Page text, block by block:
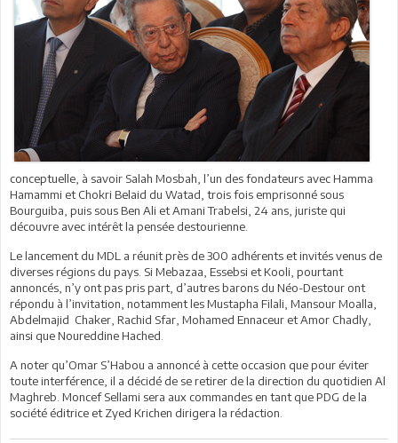
conceptuelle, à savoir Salah Mosbah, l’un des fondateurs avec Hamma
Hamammi et Chokri Belaid du Watad, trois fois emprisonné sous
Bourguiba, puis sous Ben Ali et Amani Trabelsi, 24 ans, juriste qui
découvre avec intérêt la pensée destourienne.
Le lancement du MDL a réunit près de 300 adhérents et invités venus de
diverses régions du pays. Si Mebazaa, Essebsi et Kooli, pourtant
annoncés, n’y ont pas pris part, d’autres barons du Néo-Destour ont
répondu à l’invitation, notamment les Mustapha Filali, Mansour Moalla,
Abdelmajid Chaker, Rachid Sfar, Mohamed Ennaceur et Amor Chadly,
ainsi que Noureddine Hached.
A noter qu’Omar S’Habou a annoncé à cette occasion que pour éviter
toute interférence, il a décidé de se retirer de la direction du quotidien Al
Maghreb. Moncef Sellami sera aux commandes en tant que PDG de la
société éditrice et Zyed Krichen dirigera la rédaction.